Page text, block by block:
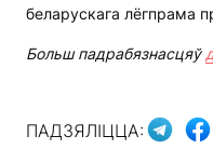
беларускага лёгпрама
Больш падрабязнасцяў
ПАДЗЯЛІЦЦА: